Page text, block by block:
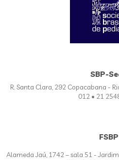
SBP-
R. Santa Clara, 292 Copacabana -
012 • 21
FSBP
Alameda Jaú, 1742 – sala 51 -